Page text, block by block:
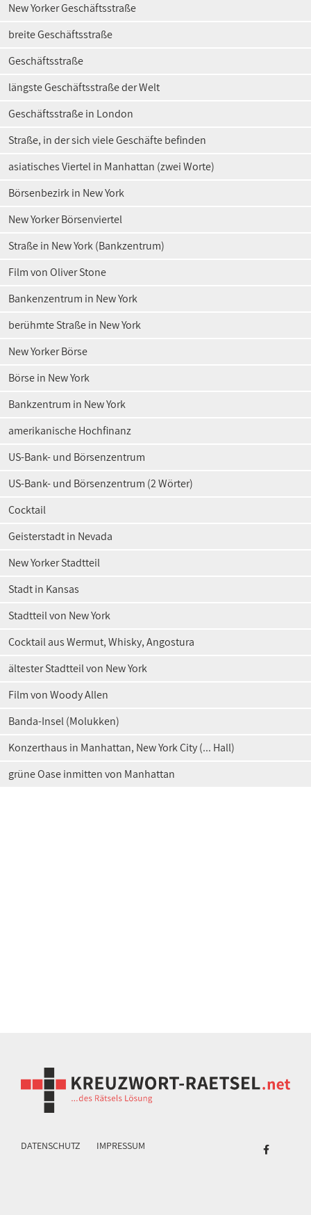
New Yorker Geschäftsstraße
breite Geschäftsstraße
Geschäftsstraße
längste Geschäftsstraße der Welt
Geschäftsstraße in London
Straße, in der sich viele Geschäfte befinden
asiatisches Viertel in Manhattan (zwei Worte)
Börsenbezirk in New York
New Yorker Börsenviertel
Straße in New York (Bankzentrum)
Film von Oliver Stone
Bankenzentrum in New York
berühmte Straße in New York
New Yorker Börse
Börse in New York
Bankzentrum in New York
amerikanische Hochfinanz
US-Bank- und Börsenzentrum
US-Bank- und Börsenzentrum (2 Wörter)
Cocktail
Geisterstadt in Nevada
New Yorker Stadtteil
Stadt in Kansas
Stadtteil von New York
Cocktail aus Wermut, Whisky, Angostura
ältester Stadtteil von New York
Film von Woody Allen
Banda-Insel (Molukken)
Konzerthaus in Manhattan, New York City (... Hall)
grüne Oase inmitten von Manhattan
DATENSCHUTZ IMPRESSUM